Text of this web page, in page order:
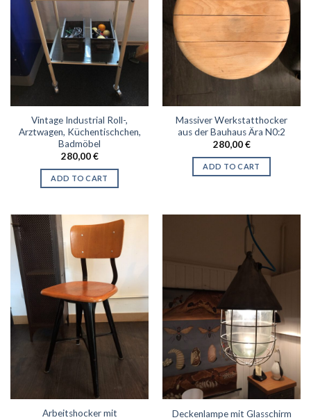
Vintage Industrial Roll-,
Arztwagen, Küchentischchen,
Badmöbel
280,00€
ADD TO CART
Massiver Werkstatthocker
aus der Bauhaus Ära N0:2
280,00€
ADD TO CART
Arbeitshocker mit
Deckenlampe mit Glasschirm